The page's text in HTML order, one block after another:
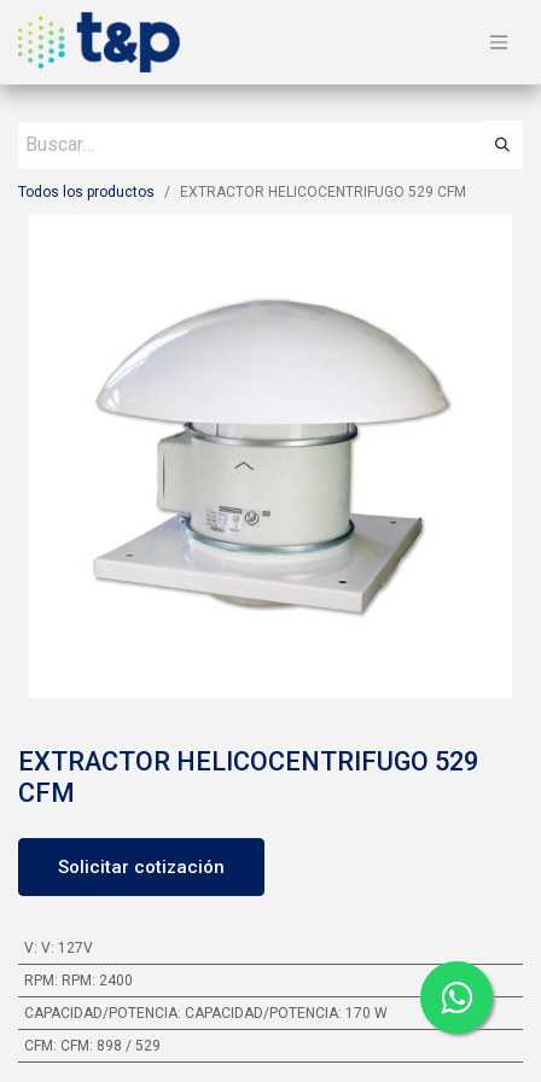
Todos los productos EXTRACTOR HELICOCENTRIFUGO 529 CFM
EXTRACTOR HELICOCENTRIFUGO 529
CFM
Solicitar cotización
V: V: 127V
RPM : RPM: 2400
CAPACIDAD/POTENCIA: CAPACIDAD/POTENCIA: 170 W
CFM : CFM: 898 / 529